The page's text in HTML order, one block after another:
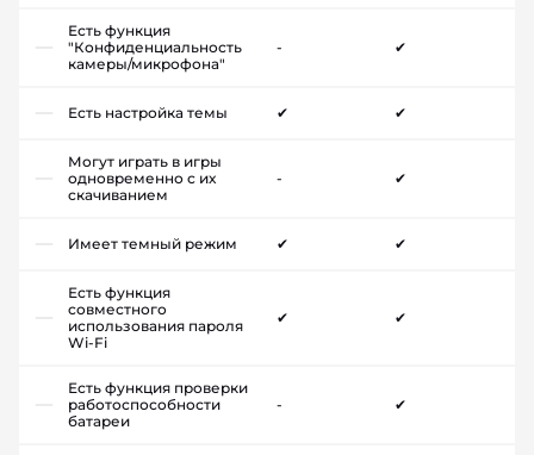
Есть функция
"Конфиденциальность
камеры/микрофона"
- ✔
Есть настройка темы ✔ ✔
Могут играть в игры
одновременно с их
скачиванием
- ✔
Имеет темный режим ✔ ✔
Есть функция
совместного
использования пароля
Wi-Fi
✔ ✔
Есть функция проверки
работоспособности
батареи
- ✔